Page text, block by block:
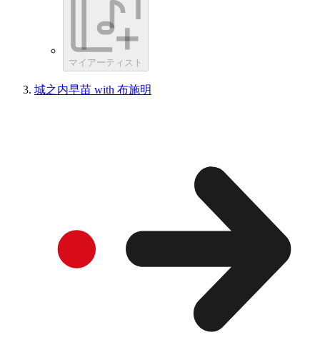
マイアーティスト
城之内早苗 with 布施明